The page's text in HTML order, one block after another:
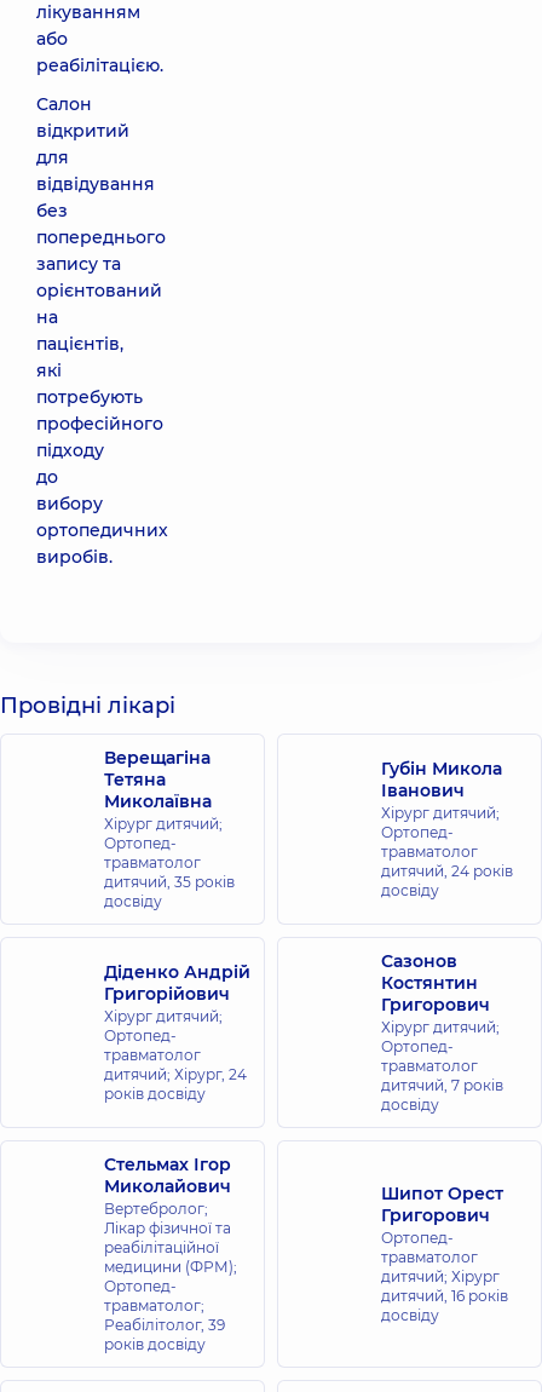
лікуванням
або
реабілітацією.
Салон
відкритий
для
відвідування
без
попереднього
запису та
орієнтований
на
пацієнтів,
які
потребують
професійного
підходу
до
вибору
ортопедичних
виробів.
Провідні лікарі
Верещагіна
Тетяна
Миколаївна
Хірург дитячий;
Ортопед-
травматолог
дитячий, 35 років
досвіду
Губін Микола
Іванович
Хірург дитячий;
Ортопед-
травматолог
дитячий, 24 років
досвіду
Діденко Андрій
Григорійович
Хірург дитячий;
Ортопед-
травматолог
дитячий; Хірург, 24
років досвіду
Сазонов
Костянтин
Григорович
Хірург дитячий;
Ортопед-
травматолог
дитячий, 7 років
досвіду
Стельмах Ігор
Миколайович
Вертебролог;
Лікар фізичної та
реабілітаційної
медицини (ФРМ);
Ортопед-
травматолог;
Реабілітолог, 39
років досвіду
Шипот Орест
Григорович
Ортопед-
травматолог
дитячий; Хірург
дитячий, 16 років
досвіду